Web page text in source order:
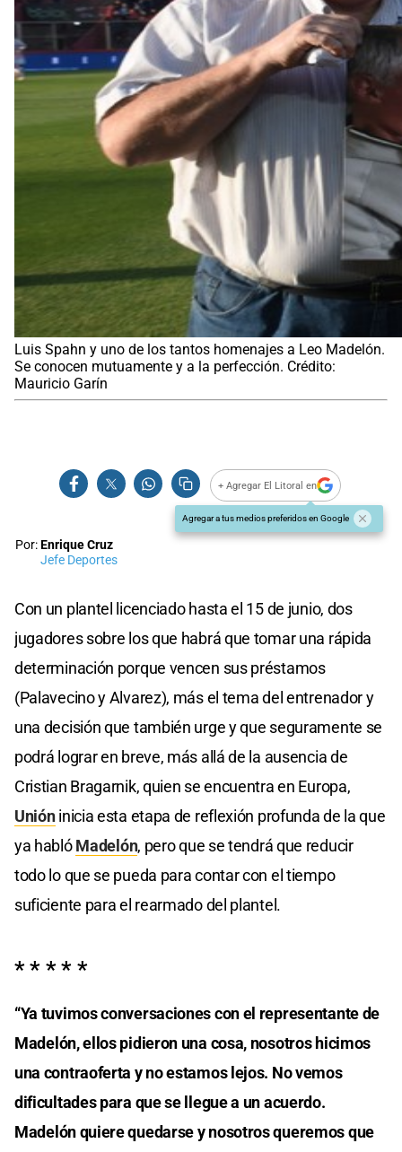
Luis Spahn y uno de los tantos homenajes a Leo Madelón.
Se conocen mutuamente y a la perfección. Crédito:
Mauricio Garín
+ Agregar El Litoral en
Agregar a tus medios preferidos en Google
Por:Enrique Cruz
Jefe Deportes
Con un plantel licenciado hasta el 15 de junio, dos
jugadores sobre los que habrá que tomar una rápida
determinación porque vencen sus préstamos
(Palavecino y Alvarez), más el tema del entrenador y
una decisión que también urge y que seguramente se
podrá lograr en breve, más allá de la ausencia de
Cristian Bragarnik, quien se encuentra en Europa,
Unióninicia esta etapa de reflexión profunda de la que
ya hablóMadelón, pero que se tendrá que reducir
todo lo que se pueda para contar con el tiempo
suficiente para el rearmado del plantel.
* * * * *
“Ya tuvimos conversaciones con el representante de
Madelón, ellos pidieron una cosa, nosotros hicimos
una contraoferta y no estamos lejos. No vemos
dificultades para que se llegue a un acuerdo.
Madelón quiere quedarse y nosotros queremos que